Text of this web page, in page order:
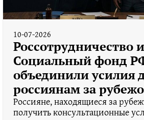
10-07-2026
Россотрудничество и
Социальный фонд
объединили усилия
россиянам за
Россияне, находящиеся за
получить консультационные